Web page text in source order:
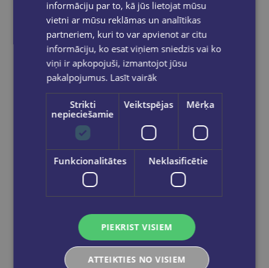
ROBERTS GRĪNS
Pavedināšana kā māksla
€18.95
Nav noliktavā
informāciju par to, kā jūs lietojat mūsu
vietni ar mūsu reklāmas un analītikas
partneriem, kuri to var apvienot ar citu
informāciju, ko esat viņiem sniedzis vai ko
viņi ir apkopojuši, izmantojot jūsu
pakalpojumus. Lasīt vairāk
Strikti
nepieciešamie
Veiktspējas Mērķa
Funkcionalitātes Neklasificētie
PIEKRIST VISIEM
ATTEIKTIES NO VISIEM